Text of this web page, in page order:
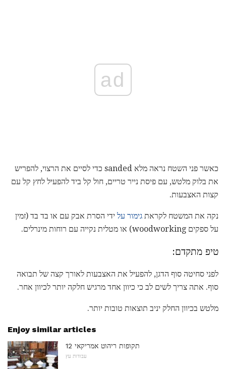
ad
כאשר פני השטח נראה מלא sanded כדי לסיים את הרצוי, להפריש
את בלוק מלטש, עם פיסת נייר טריים, חול קל ביד להפעיל לחץ קל עם
קצות האצבעות.
נקה את המשטח לקראת גימור על ידי הסרת אבק עם או בד בד (זמין
על ספקים woodworking) או מטלית נקייה עם רוחות מינרלים.
טיפ מתקדם:
לפני סחיטה סוף הדגן, להפעיל את האצבעות לאורך קצה של תבואה
סוף. אתה צריך לשים לב כי כיוון אחד מרגיש חלקה יותר לכיוון אחר.
מלטש בכיוון החלק יניב תוצאות טובות יותר.
Enjoy similar articles
12 תקופות ריהוט אמריקאי
עבודות עץ